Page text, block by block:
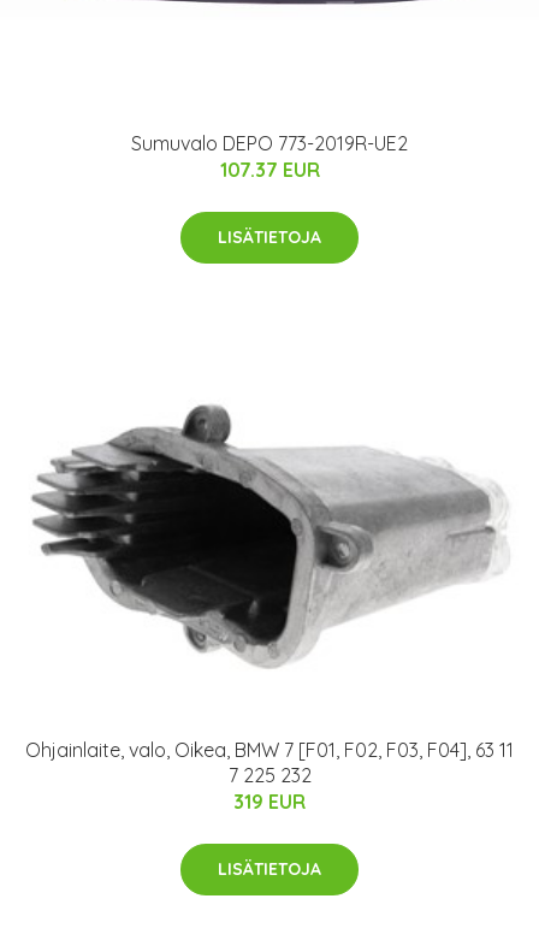
Sumuvalo DEPO 773-2019R-UE2
107.37 EUR
LISÄTIETOJA
Ohjainlaite, valo, Oikea, BMW 7 [F01, F02, F03, F04], 63 11
7 225 232
319 EUR
LISÄTIETOJA